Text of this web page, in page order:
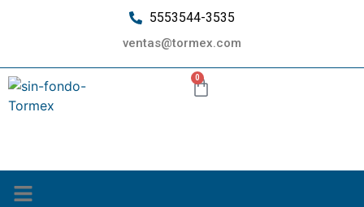
5553544-3535
ventas@tormex.com
0